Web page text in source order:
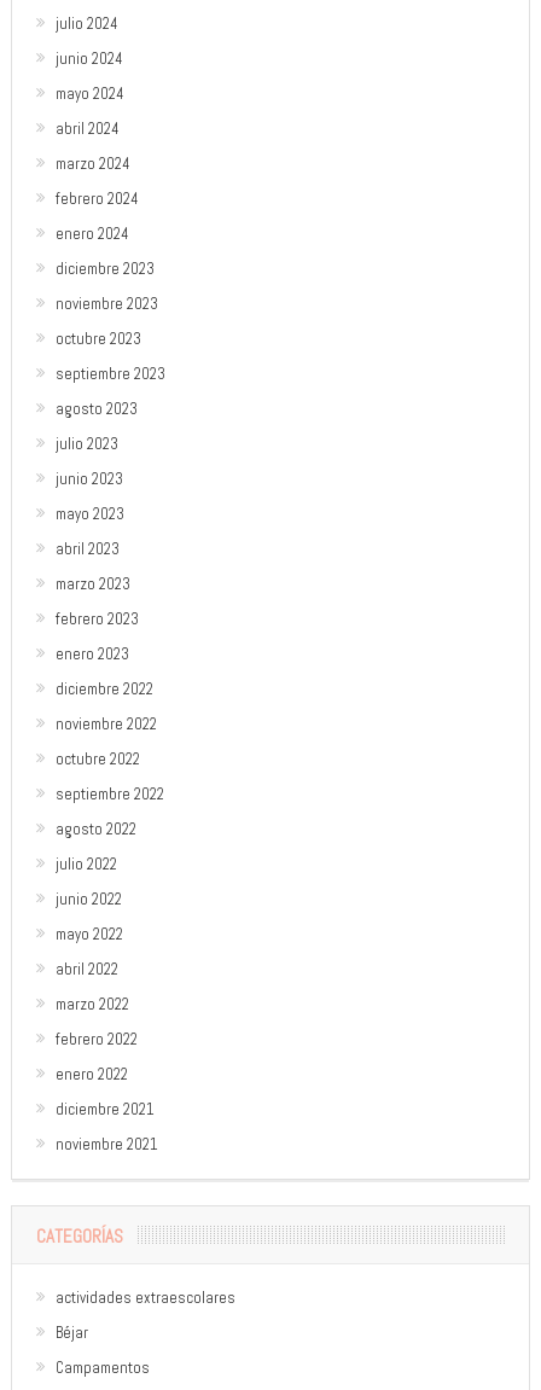
julio 2024
junio 2024
mayo 2024
abril 2024
marzo 2024
febrero 2024
enero 2024
diciembre 2023
noviembre 2023
octubre 2023
septiembre 2023
agosto 2023
julio 2023
junio 2023
mayo 2023
abril 2023
marzo 2023
febrero 2023
enero 2023
diciembre 2022
noviembre 2022
octubre 2022
septiembre 2022
agosto 2022
julio 2022
junio 2022
mayo 2022
abril 2022
marzo 2022
febrero 2022
enero 2022
diciembre 2021
noviembre 2021
CATEGORÍAS
actividades extraescolares
Béjar
Campamentos